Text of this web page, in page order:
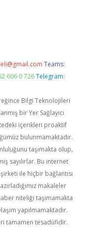
Teams:
606 0 726 Telegram:
Bilgi Teknolojileri
bir Yer Sağlayıcı
içerikleri proaktif
bulunmamaktadır.
taşımakta olup,
sayılırlar. Bu internet
ile hiçbir bağlantısı
makaleler
niteliği taşımamakta
yapılmamaktadır.
tamamen tesadüfidir.